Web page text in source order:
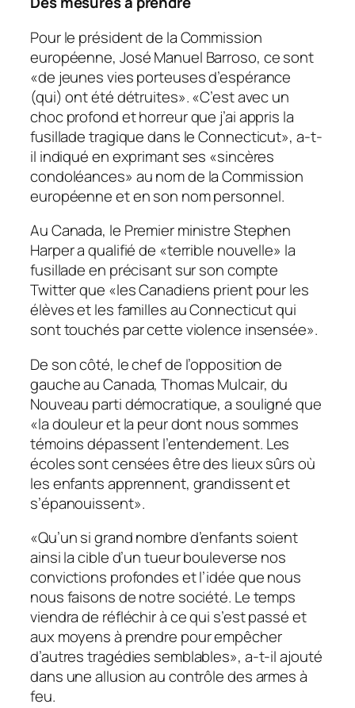
Pour le président de la Commission
européenne, José Manuel Barroso, ce sont
«de jeunes vies porteuses d’espérance
(qui) ont été détruites». «C’est avec un
choc profond et horreur que j’ai appris la
fusillade tragique dans le Connecticut», a-t-
il indiqué en exprimant ses «sincères
condoléances» au nom de la Commission
européenne et en son nom personnel.
Au Canada, le Premier ministre Stephen
Harper a qualifié de «terrible nouvelle» la
fusillade en précisant sur son compte
Twitter que «les Canadiens prient pour les
élèves et les familles au Connecticut qui
sont touchés par cette violence insensée».
De son côté, le chef de l’opposition de
gauche au Canada, Thomas Mulcair, du
Nouveau parti démocratique, a souligné que
«la douleur et la peur dont nous sommes
témoins dépassent l’entendement. Les
écoles sont censées être des lieux sûrs où
les enfants apprennent, grandissent et
s’épanouissent».
«Qu’un si grand nombre d’enfants soient
ainsi la cible d’un tueur bouleverse nos
convictions profondes et l’idée que nous
nous faisons de notre société. Le temps
viendra de réfléchir à ce qui s’est passé et
aux moyens à prendre pour empêcher
d’autres tragédies semblables», a-t-il ajouté
dans une allusion au contrôle des armes à
feu.